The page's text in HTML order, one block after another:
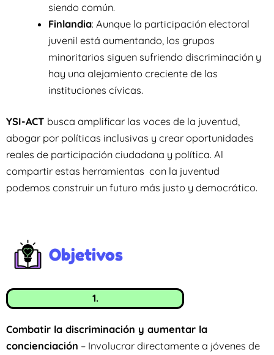
siendo común.
Finlandia: Aunque la participación electoral
juvenil está aumentando, los grupos
minoritarios siguen sufriendo discriminación y
hay una alejamiento creciente de las
instituciones cívicas.
YSI-ACT busca amplificar las voces de la juventud,
abogar por políticas inclusivas y crear oportunidades
reales de participación ciudadana y política. Al
compartir estas herramientas con la juventud
podemos construir un futuro más justo y democrático.
Objetivos
1.
Combatir la discriminación y aumentar la
concienciación – Involucrar directamente a jóvenes de